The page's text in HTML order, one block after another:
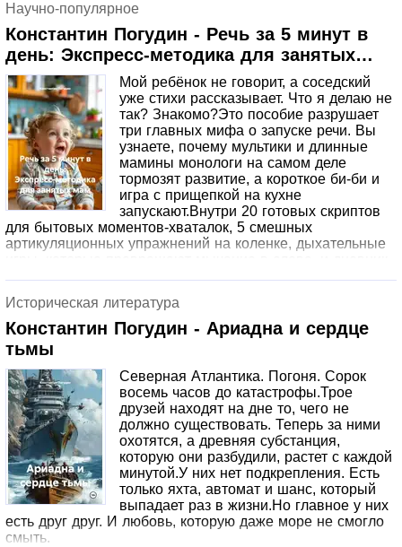
Протоколы осмотра составлены с нарушениями.
Понятые — подставные. А на настоящем орудии
убийства — чужие отпечатки пальцев.Теперь Лаврову,
оставшемуся без поддержки уехавшего начальника,
предстоит выбирать: спустить дело на тормозах и
сохранить карьеру — или начать расследование заново,
понимая, что за убийцей стоят люди из областной
власти, бывшие лагерные кадры и та самая система,
которая не прощает честности.
Научно-популярное
Константин Погудин - Речь за 5 минут в
день: Экспресс-методика для занятых
мам
Мой ребёнок не говорит, а соседский
уже стихи рассказывает. Что я делаю не
так? Знакомо?Это пособие разрушает
три главных мифа о запуске речи. Вы
узнаете, почему мультики и длинные
мамины монологи на самом деле
тормозят развитие, а короткое би-би и
игра с прищепкой на кухне
запускают.Внутри 20 готовых скриптов
для бытовых моментов-хваталок, 5 смешных
артикуляционных упражнений на коленке, дыхательные
минут в дне и стать лучшим логопедом для своего
ребёнка без стресса и специальной подготовки.
Историческая литература
Константин Погудин - Ариадна и сердце
тьмы
Северная Атлантика. Погоня. Сорок
восемь часов до катастрофы.Трое
друзей находят на дне то, чего не
должно существовать. Теперь за ними
охотятся, а древняя субстанция,
которую они разбудили, растет с каждой
минутой.У них нет подкрепления. Есть
только яхта, автомат и шанс, который
выпадает раз в жизни.Но главное у них
есть друг друг. И любовь, которую даже море не смогло
смыть.